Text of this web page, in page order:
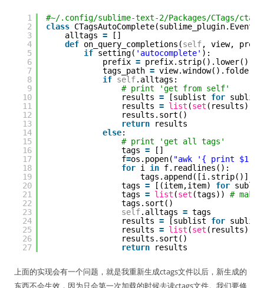
1
2
3
4
5
6
7
8
9
10
11
12
13
14
15
16
17
18
19
20
21
22
23
24
25
26
27
#~/.config/sublime-text-2/Packages/CTags/
class
alltags =
[]
def on_query_completions(self, view,
if setting( 'autocomplete' ):
prefix = prefix.strip().lower()
tags_path =
if self.alltags:
# print 'get from self'
results = [sublist for
results = list (set (results))
results.sort()
return
results
else:
# print 'get all tags'
tags =
[]
f=os.popen( "awk '{ print $1
for i in f.readlines():
tags.append([i.strip()])
tags = [(item,item) for
tags = list (set (tags)) # make
tags.sort()
self.alltags = tags
results = [sublist for
results = list (set (results))
results.sort()
return
results
上面的实现会有一个问题，就是我重新生成ctags文件以后，新生成的
东西不会生效，因为只会第一次加载的时候去读ctags文件。我们要修